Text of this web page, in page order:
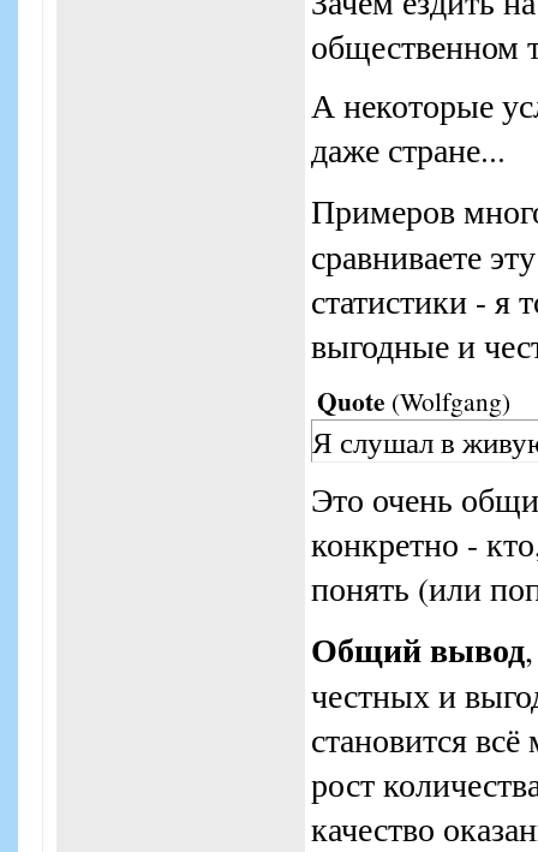
общественном
А некоторые
даже стране...
Примеров
сравниваете
статистики - я
выгодные и
Quote (Wolfgang)
Я слушал в
Это очень
конкретно -
понять (или
Общий вывод
честных и
становится
рост
качество